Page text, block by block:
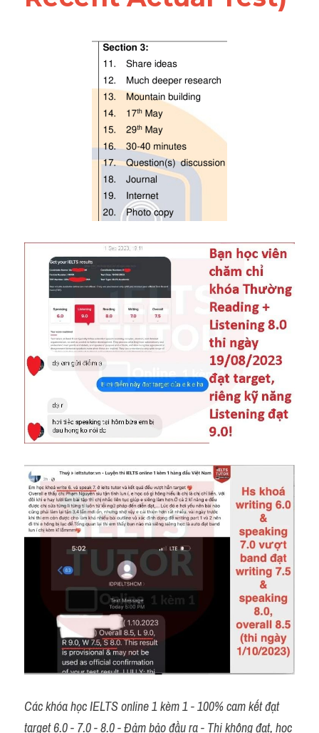
Các khóa học IELTS online 1 kèm 1 - 100% cam kết đạt
target 6.0 - 7.0 - 8.0 - Đảm bảo đầu ra - Thi không đạt, học